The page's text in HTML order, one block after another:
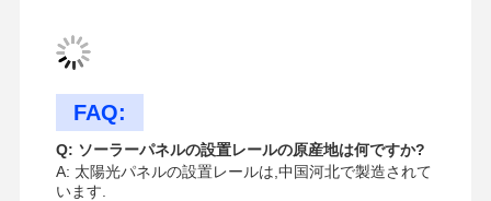
ソーラーマウント用アクセサリー
ソーラー屋根の歩道
FAQ:
Q: ソーラーパネルの設置レールの原産地は何ですか?
A: 太陽光パネルの設置レールは,中国河北で製造されて
います.